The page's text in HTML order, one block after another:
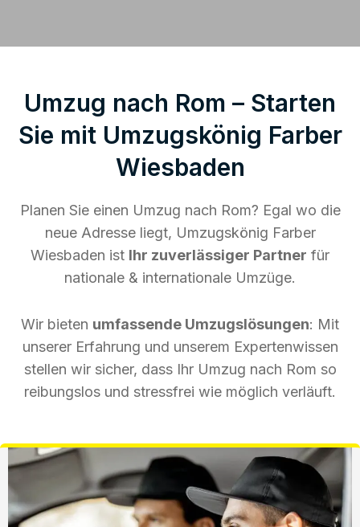
Umzug nach Rom – Starten
Sie mit Umzugskönig Farber
Wiesbaden
Planen Sie einen Umzug nach Rom? Egal wo die
neue Adresse liegt, Umzugskönig Farber
Wiesbaden ist Ihr zuverlässiger Partner für
nationale & internationale Umzüge.
Wir bieten umfassende Umzugslösungen: Mit
unserer Erfahrung und unserem Expertenwissen
stellen wir sicher, dass Ihr Umzug nach Rom so
reibungslos und stressfrei wie möglich verläuft.